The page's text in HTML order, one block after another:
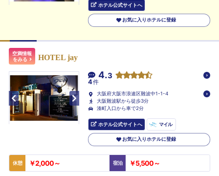
ホテル公式サイトへ
お気に入りホテルに登録
空満情報
をみる
HOTEL jay
4.3
4件
大阪府大阪市浪速区難波中1-1-4
大阪難波駅から徒歩3分
湊町入口から車で2分
ホテル公式サイトへ マイル
お気に入りホテルに登録
休憩 ￥2,000～ 宿泊 ￥5,500～